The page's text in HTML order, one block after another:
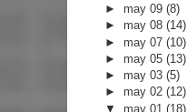
► may 09(8)
► may 08(14)
► may 07(10)
► may 05(13)
► may 03(5)
► may 02(12)
▼ may 01(18)